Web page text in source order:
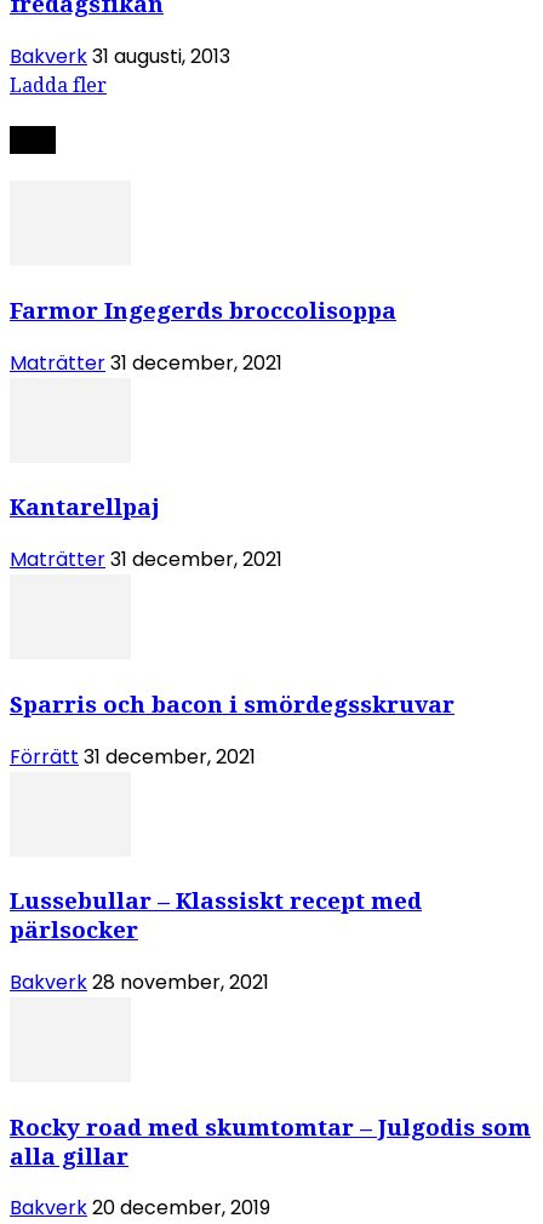
Bakverk31 augusti, 2013
Ladda fler
Farmor Ingegerds broccolisoppa
Maträtter31 december, 2021
Kantarellpaj
Maträtter31 december, 2021
Sparris och bacon i smördegsskruvar
Förrätt 31 december, 2021
Lussebullar – Klassiskt recept med
pärlsocker
Bakverk28 november, 2021
Rocky road med skumtomtar – Julgodis som
alla gillar
Bakverk20 december, 2019